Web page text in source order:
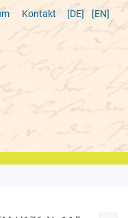
Kontakt [DE] [EN]